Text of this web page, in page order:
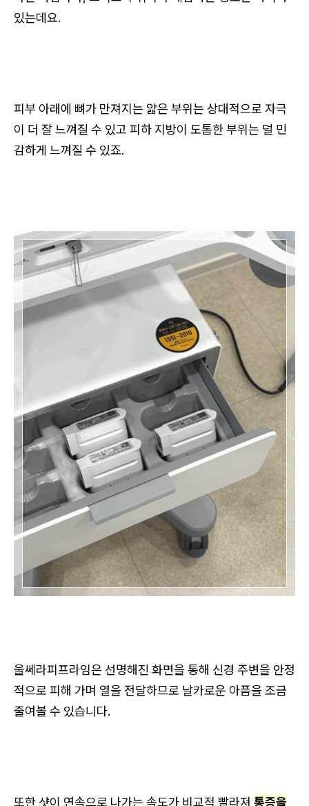
있는데요.
피부 아래에 뼈가 만져지는 얇은 부위는 상대적으로 자극
이 더 잘 느껴질 수 있고 피하 지방이 도톰한 부위는 덜 민
감하게 느껴질 수 있죠.
울쎄라피프라임은 선명해진 화면을 통해 신경 주변을 안정
적으로 피해 가며 열을 전달하므로 날카로운 아픔을 조금
줄여볼 수 있습니다.
또한 샷이 연속으로 나가는 속도가 비교적 빨라져 통증을